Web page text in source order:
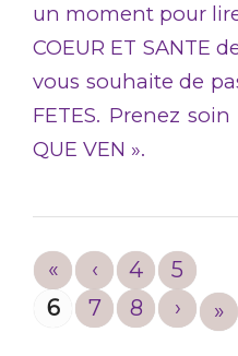
un moment pour
COEUR ET SANTE
vous souhaite de
FETES. Prenez
QUE VEN ».
« ‹ 4
5
6
7 8 › »